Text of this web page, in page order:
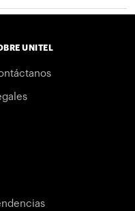
UNITEL